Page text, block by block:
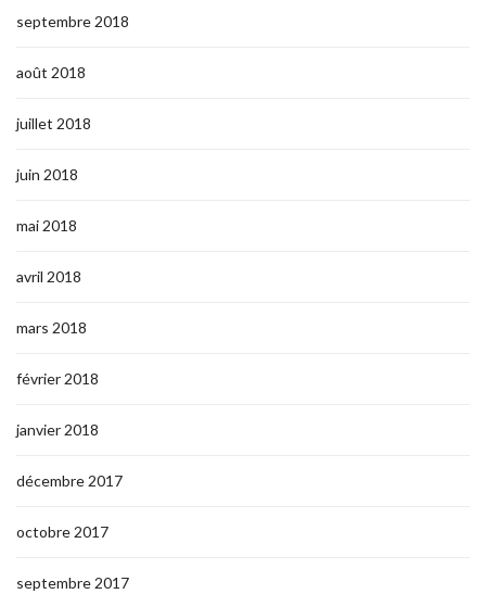
septembre 2018
août 2018
juillet 2018
juin 2018
mai 2018
avril 2018
mars 2018
février 2018
janvier 2018
décembre 2017
octobre 2017
septembre 2017